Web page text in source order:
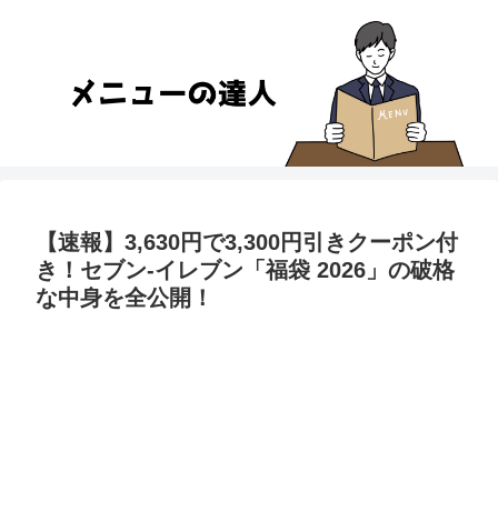
【速報】3,630円で3,300円引きクーポン付
き！セブン-イレブン「福袋 2026」の破格
な中身を全公開！